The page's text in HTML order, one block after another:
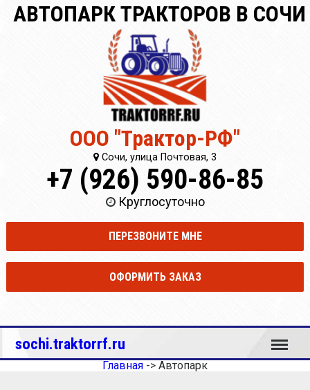
АВТОПАРК ТРАКТОРОВ В СОЧИ
ООО "Трактор-РФ"
Сочи, улица Почтовая, 3
+7 (926) 590-86-85
Круглосуточно
ПЕРЕЗВОНИТЕ МНЕ
ОФОРМИТЬ ЗАКАЗ
sochi.traktorrf.ru Меню
Главная -> Автопарк